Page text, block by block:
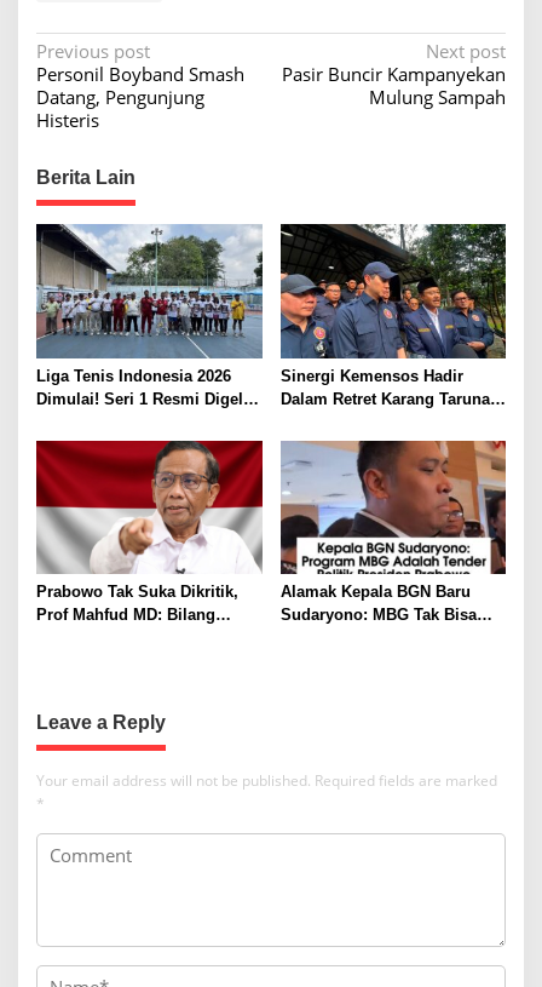
P
o
s
n
a
v
i
g
a
t
o
n
Previous post
Personil Boyband Smash
Datang, Pengunjung
Histeris
Next post
Pasir Buncir Kampanyekan
Mulung Sampah
Berita Lain
Liga Tenis Indonesia 2026
Dimulai! Seri 1 Resmi Digelar
Sinergi Kemensos Hadir
Dalam Retret Karang Taruna
Prabowo Tak Suka Dikritik,
Prof Mahfud MD: Bilang
Alamak Kepala BGN Baru
Sudaryono: MBG Tak Bisa
Leave a Reply
Your email address will not be published. Required fields are marked
*